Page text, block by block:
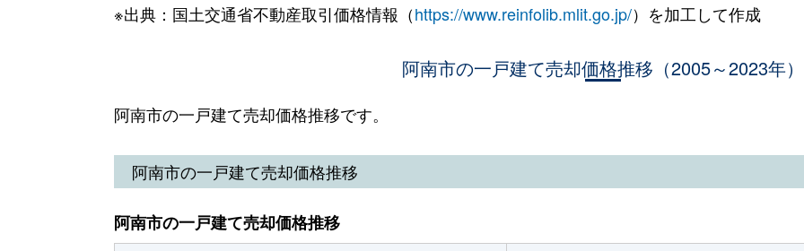
羽ノ浦町春日野
1,000万円 羽ノ浦 徒歩18分 230m² 65m²
羽ノ浦 徒歩6分 210m² 150m²
羽ノ浦町中庄
620万円
羽ノ浦町中庄
900万円 羽ノ浦 徒歩22分 470m² 80m²
羽ノ浦町中庄
3,200万円 羽ノ浦 徒歩11分 280m² 100m²
羽ノ浦町中庄
820万円 羽ノ浦 徒歩12分 480m² 175m²
※出典：国土交通省不動産取引価格情報（https://www.reinfolib.mlit.go.jp/）を加工して作成
阿南市の一戸建て売却価格推移（2005～2023年）
阿南市の一戸建て売却価格推移です。
阿南市の一戸建て売却価格推移
阿南市の一戸建て売却価格推移